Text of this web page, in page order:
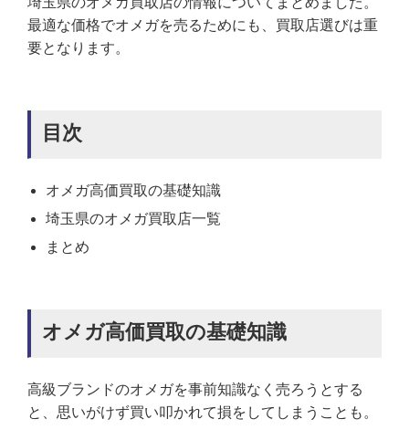
最適な価格でオメガを売るためにも、買取店選びは重
要となります。
目次
オメガ高価買取の基礎知識
埼玉県のオメガ買取店一覧
まとめ
オメガ高価買取の基礎知識
高級ブランドのオメガを事前知識なく売ろうとする
と、思いがけず買い叩かれて損をしてしまうことも。